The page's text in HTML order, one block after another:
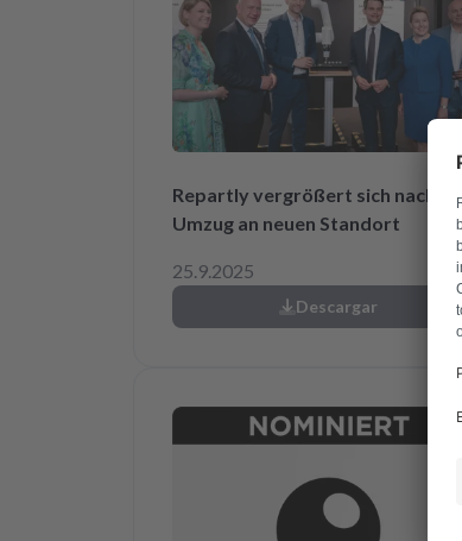
Repartly vergrößert sich nach
Umzug an neuen Standort
25.9.2025
Descargar